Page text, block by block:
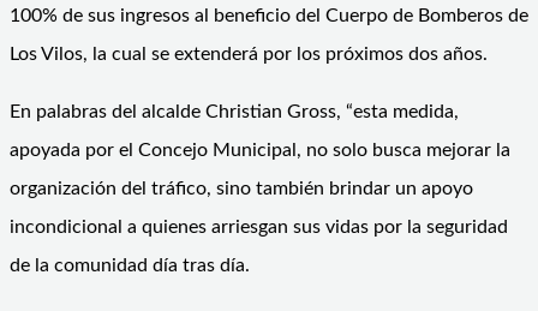
100% de sus ingresos al beneficio del Cuerpo de Bomberos de
Los Vilos, la cual se extenderá por los próximos dos años.
En palabras del alcalde Christian Gross, “esta medida,
apoyada por el Concejo Municipal, no solo busca mejorar la
organización del tráfico, sino también brindar un apoyo
incondicional a quienes arriesgan sus vidas por la seguridad
de la comunidad día tras día.